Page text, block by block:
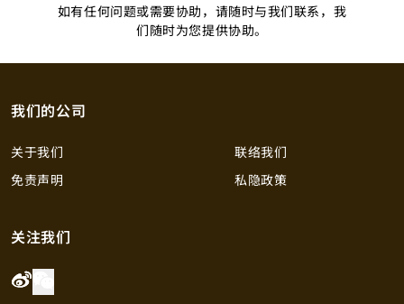
如有任何问题或需要协助，请随时与我们联系，我
们随时为您提供协助。
我们的公司
关于我们
联络我们
免责声明
私隐政策
关注我们